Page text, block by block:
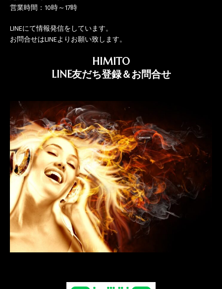
営業時間：10時～17時
LINEにて情報発信をしています。
お問合せはLINEよりお願い致します。
HIMITO
LINE友だち登録＆お問合せ